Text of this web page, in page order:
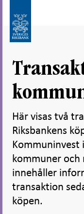
direkt
undersidor
Här visas två
Riksbankens
Kommuninvest
kommuner och
innehåller
transaktion
köpen.